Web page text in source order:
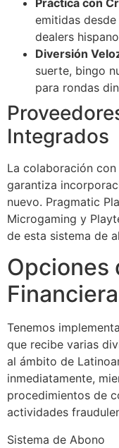
Práctica con
emitidas
dealers
Diversión
suerte, bingo
para rondas
Integrados
La colaboración
garantiza
nuevo. Pragmatic
Microgaming y
de esta sistema de
Opciones
Tenemos
que recibe varias
al ámbito de
inmediatamente,
procedimientos de
actividades
Sistema de Abono